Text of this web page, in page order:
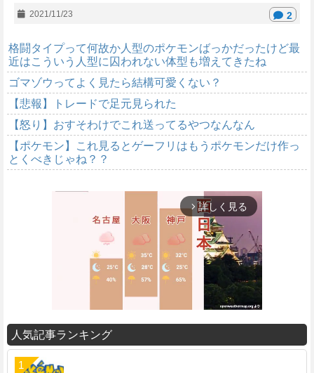
2021/11/23 2
格闘タイプって何故か人型のポケモンばっかだったけど最
近はこういう人型に囚われない体型も増えてきたね
ゴマゾウってよく見たら結構可愛くない？
【悲報】トレードで足元見られた
【怒り】おすそわけでこれ送ってるやつなんなん
【ポケモン】これ見るとゲーフリはもうポケモンだけ作っ
とくべきじゃね？？
arrow_forward_ios 詳しく見る
M
人気記事ランキング